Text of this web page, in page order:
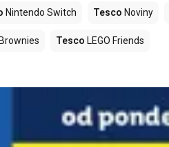
Nintendo Switch Tesco Noviny
Brownies Tesco LEGO Friends